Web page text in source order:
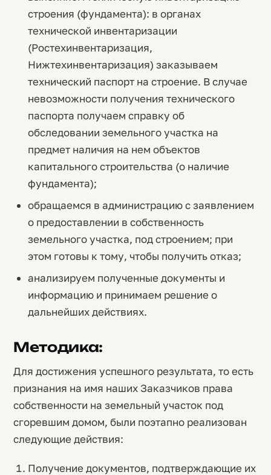
строения (фундамента): в органах
технической инвентаризации
(Ростехинвентаризация,
Нижтехинвентаризация) заказываем
технический паспорт на строение. В случае
невозможности получения технического
паспорта получаем справку об
обследовании земельного участка на
предмет наличия на нем объектов
капитального строительства (о наличие
фундамента);
обращаемся в администрацию с заявлением
о предоставлении в собственность
земельного участка, под строением; при
этом готовы к тому, чтобы получить отказ;
анализируем полученные документы и
информацию и принимаем решение о
дальнейших действиях.
Методика:
Для достижения успешного результата, то есть
признания на имя наших Заказчиков права
собственности на земельный участок под
сгоревшим домом, были поэтапно реализован
следующие действия:
Получение документов, подтверждающие их